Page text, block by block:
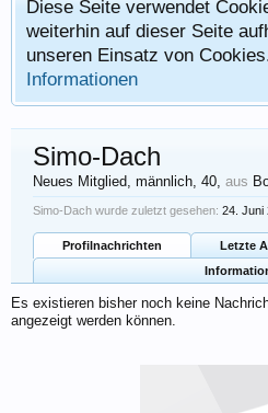
Diese Seite verwendet
weiterhin auf dieser Seite
unseren Einsatz von
Informationen
Simo-Dach
Neues Mitglied, männlich, 40, aus
Simo-Dach wurde zuletzt gesehen: 24. Juni
Profilnachrichten Letzte
Es existieren bisher noch keine
angezeigt werden können.